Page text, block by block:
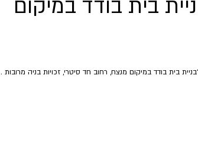
בית בודד במיקום
בית בודד במיקום מנצח, רחוב חד סיטרי, זכויות בניה מרובות .